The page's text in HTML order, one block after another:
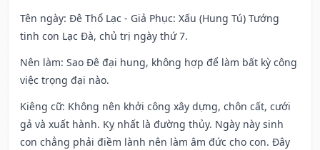
Tên ngày: Đê Thổ Lạc - Giả Phục: Xấu (Hung Tú) Tướng
tinh con Lạc Đà, chủ trị ngày thứ 7.
Nên làm: Sao Đê đại hung, không hợp để làm bất kỳ công
việc trọng đại nào.
Kiêng cữ: Không nên khởi công xây dựng, chôn cất, cưới
gả và xuất hành. Kỵ nhất là đường thủy. Ngày này sinh
con chẳng phải điềm lành nên làm âm đức cho con. Đây